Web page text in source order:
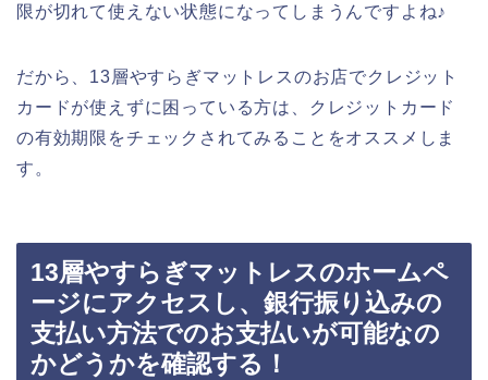
限が切れて使えない状態になってしまうんですよね♪
だから、13層やすらぎマットレスのお店でクレジット
カードが使えずに困っている方は、クレジットカード
の有効期限をチェックされてみることをオススメしま
す。
13層やすらぎマットレスのホームペ
ージにアクセスし、銀行振り込みの
支払い方法でのお支払いが可能なの
かどうかを確認する！